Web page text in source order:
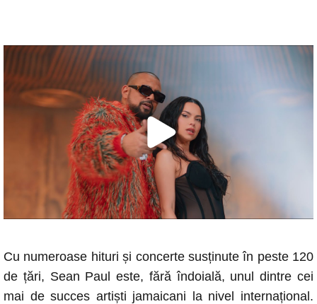
Cu numeroase hituri și concerte susținute în peste 120
de țări, Sean Paul este, fără îndoială, unul dintre cei
mai de succes artiști jamaicani la nivel internațional.